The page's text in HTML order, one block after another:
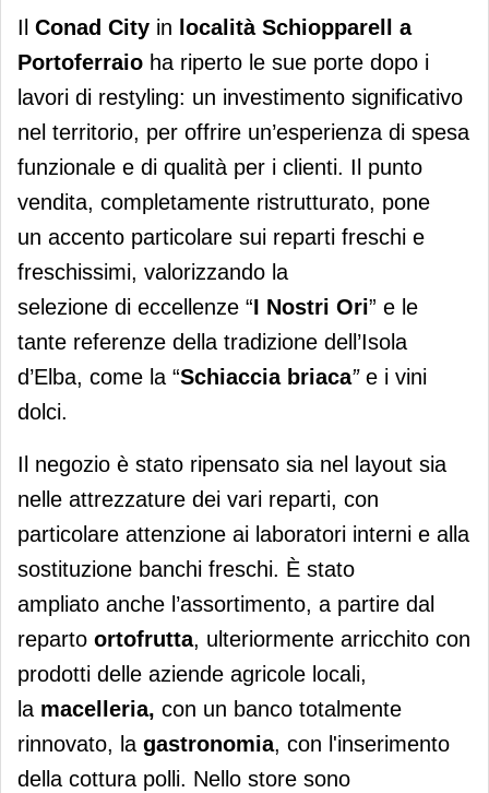
Riapre il Conad City di Portoferraio
Il Conad City in località Schiopparell a
Portoferraio ha riperto le sue porte dopo i
lavori di restyling: un investimento significativo
nel territorio, per offrire un’esperienza di spesa
funzionale e di qualità per i clienti. Il punto
vendita, completamente ristrutturato, pone
un accento particolare sui reparti freschi e
freschissimi, valorizzando la
selezione di eccellenze “I Nostri Ori” e le
tante referenze della tradizione dell’Isola
d’Elba, come la “Schiaccia briaca”e i vini
dolci.
Il negozio è stato ripensato sia nel layout sia
nelle attrezzature dei vari reparti, con
particolare attenzione ai laboratori interni e alla
sostituzione banchi freschi. È stato
ampliato anche l’assortimento, a partire dal
reparto ortofrutta, ulteriormente arricchito con
prodotti delle aziende agricole locali,
la macelleria, con un banco totalmente
rinnovato, la gastronomia, con l'inserimento
della cottura polli. Nello store sono